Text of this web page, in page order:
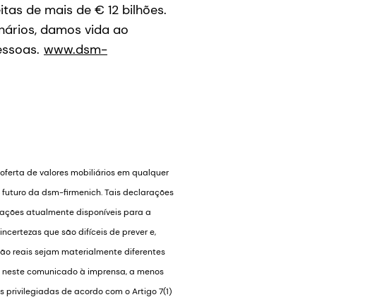
de mais de € 12 bilhões.
damos vida ao
www.dsm-
de valores mobiliários em qualquer
da dsm-firmenich. Tais declarações
atualmente disponíveis para a
que são difíceis de prever e,
reais sejam materialmente diferentes
comunicado à imprensa, a menos
de acordo com o Artigo 7(1)